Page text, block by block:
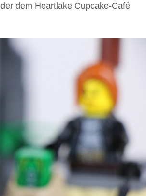
dem Heartlake Cupcake-Café